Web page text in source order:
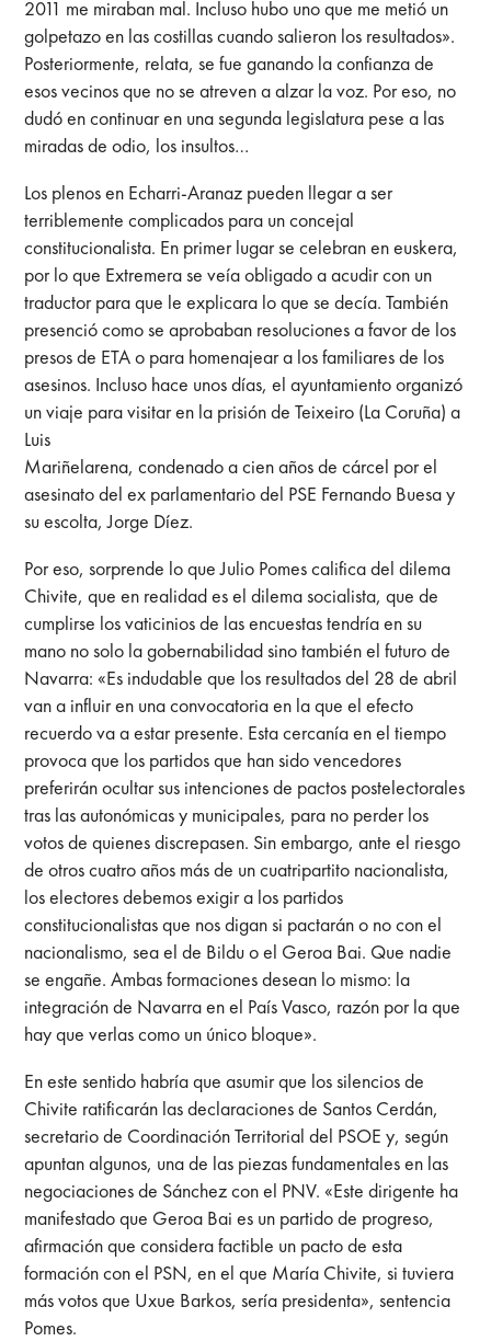
2011 me miraban mal. Incluso hubo uno que me metió un
golpetazo en las costillas cuando salieron los resultados».
Posteriormente, relata, se fue ganando la confianza de
esos vecinos que no se atreven a alzar la voz. Por eso, no
dudó en continuar en una segunda legislatura pese a las
miradas de odio, los insultos…
Los plenos en Echarri-Aranaz pueden llegar a ser
terriblemente complicados para un concejal
constitucionalista. En primer lugar se celebran en euskera,
por lo que Extremera se veía obligado a acudir con un
traductor para que le explicara lo que se decía. También
presenció como se aprobaban resoluciones a favor de los
presos de ETA o para homenajear a los familiares de los
asesinos. Incluso hace unos días, el ayuntamiento organizó
un viaje para visitar en la prisión de Teixeiro (La Coruña) a
Luis
Mariñelarena, condenado a cien años de cárcel por el
asesinato del ex parlamentario del PSE Fernando Buesa y
su escolta, Jorge Díez.
Por eso, sorprende lo que Julio Pomes califica del dilema
Chivite, que en realidad es el dilema socialista, que de
cumplirse los vaticinios de las encuestas tendría en su
mano no solo la gobernabilidad sino también el futuro de
Navarra: «Es indudable que los resultados del 28 de abril
van a influir en una convocatoria en la que el efecto
recuerdo va a estar presente. Esta cercanía en el tiempo
provoca que los partidos que han sido vencedores
preferirán ocultar sus intenciones de pactos postelectorales
tras las autonómicas y municipales, para no perder los
votos de quienes discrepasen. Sin embargo, ante el riesgo
de otros cuatro años más de un cuatripartito nacionalista,
los electores debemos exigir a los partidos
constitucionalistas que nos digan si pactarán o no con el
nacionalismo, sea el de Bildu o el Geroa Bai. Que nadie
se engañe. Ambas formaciones desean lo mismo: la
integración de Navarra en el País Vasco, razón por la que
hay que verlas como un único bloque».
En este sentido habría que asumir que los silencios de
Chivite ratificarán las declaraciones de Santos Cerdán,
secretario de Coordinación Territorial del PSOE y, según
apuntan algunos, una de las piezas fundamentales en las
negociaciones de Sánchez con el PNV. «Este dirigente ha
manifestado que Geroa Bai es un partido de progreso,
afirmación que considera factible un pacto de esta
formación con el PSN, en el que María Chivite, si tuviera
más votos que Uxue Barkos, sería presidenta», sentencia
Pomes.